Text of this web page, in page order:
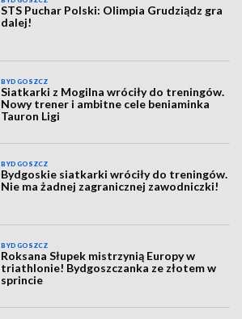
STS Puchar Polski: Olimpia Grudziądz gra
dalej!
BYDGOSZCZ
Siatkarki z Mogilna wróciły do treningów.
Nowy trener i ambitne cele beniaminka
Tauron Ligi
BYDGOSZCZ
Bydgoskie siatkarki wróciły do treningów.
Nie ma żadnej zagranicznej zawodniczki!
BYDGOSZCZ
Roksana Słupek mistrzynią Europy w
triathlonie! Bydgoszczanka ze złotem w
sprincie